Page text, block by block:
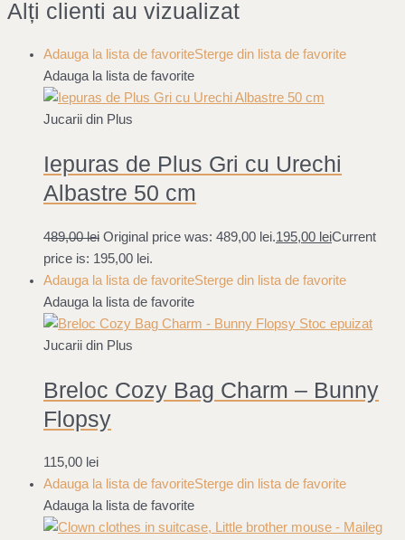
Alți clienti au vizualizat
Adauga la lista de favoriteSterge din lista de favorite
Adauga la lista de favorite
Jucarii din Plus
Iepuras de Plus Gri cu Urechi
Albastre 50 cm
489,00lei Original price was: 489,00 lei.195,00 leiCurrent
price is: 195,00 lei.
Adauga la lista de favoriteSterge din lista de favorite
Adauga la lista de favorite
Stoc epuizat
Jucarii din Plus
Breloc Cozy Bag Charm – Bunny
Flopsy
115,00 lei
Adauga la lista de favoriteSterge din lista de favorite
Adauga la lista de favorite